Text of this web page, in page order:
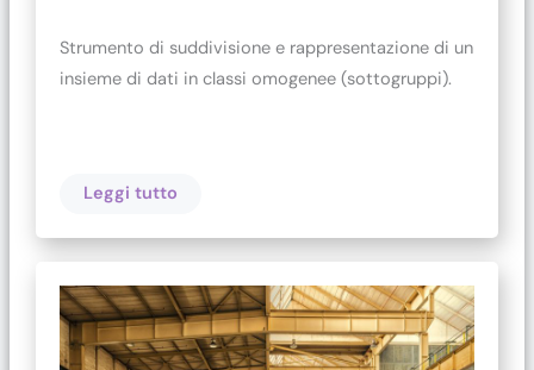
Strumento di suddivisione e rappresentazione di un
insieme di dati in classi omogenee (sottogruppi).
Leggi tutto